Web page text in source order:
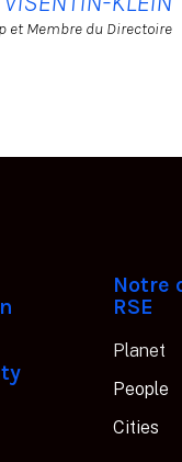
et Membre du Directoire
Notre
RSE
Planet
People
Cities